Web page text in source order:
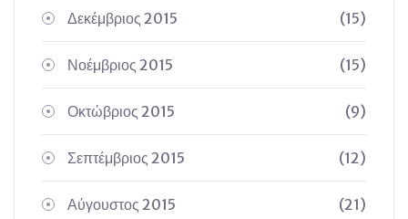
Δεκέμβριος 2015 (15)
Νοέμβριος 2015 (15)
Οκτώβριος 2015 (9)
Σεπτέμβριος 2015 (12)
Αύγουστος 2015 (21)